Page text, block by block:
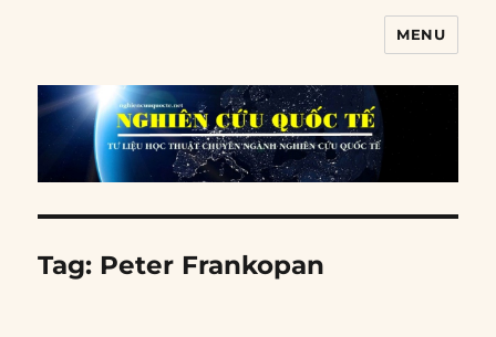
MENU
Tag: Peter Frankopan